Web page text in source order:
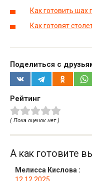
Как готовить шах
Как готовят
Поделиться с
Рейтинг
( Пока оценок нет )
А как готовите
Мелисса Кислова :